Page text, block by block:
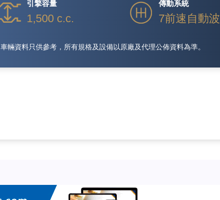
引擎容量
1,500 c.c.
傳動系統
7前速自動波
車輛資料只供參考，所有規格及設備以原廠及代理公佈資料為準。